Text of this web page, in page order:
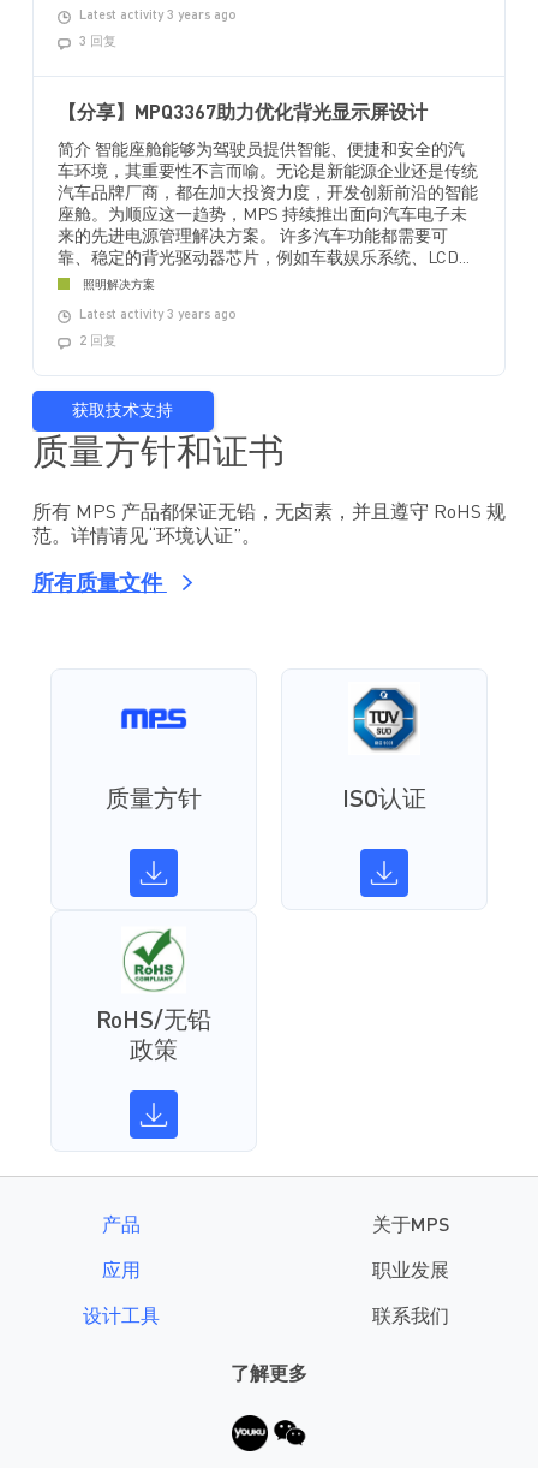
Latest activity 3 years ago
3 回复
【分享】MPQ3367助力优化背光显示屏设计
简介 智能座舱能够为驾驶员提供智能、便捷和安全的汽
车环境，其重要性不言而喻。无论是新能源企业还是传统
汽车品牌厂商，都在加大投资力度，开发创新前沿的智能
座舱。为顺应这一趋势，MPS 持续推出面向汽车电子未
来的先进电源管理解决方案。 许多汽车功能都需要可
靠、稳定的背光驱动器芯片，例如车载娱乐系统、LCD...
照明解决方案
Latest activity 3 years ago
2 回复
获取技术支持
质量方针和证书
所有 MPS 产品都保证无铅，无卤素，并且遵守 RoHS 规
范。详情请见“环境认证”。
所有质量文件
质量方针 ISO认证
RoHS/无铅
政策
产品
应用
设计工具
关于MPS
职业发展
联系我们
了解更多